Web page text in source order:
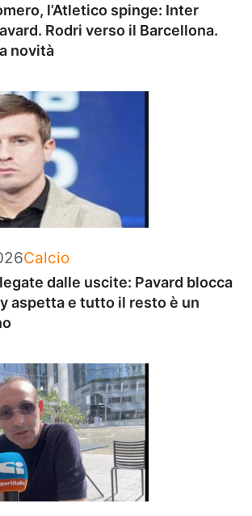
l’Atletico spinge: Inter
Rodri verso il Barcellona.
novità
Categorie
Calcio
dalle uscite: Pavard blocca
aspetta e tutto il resto è un